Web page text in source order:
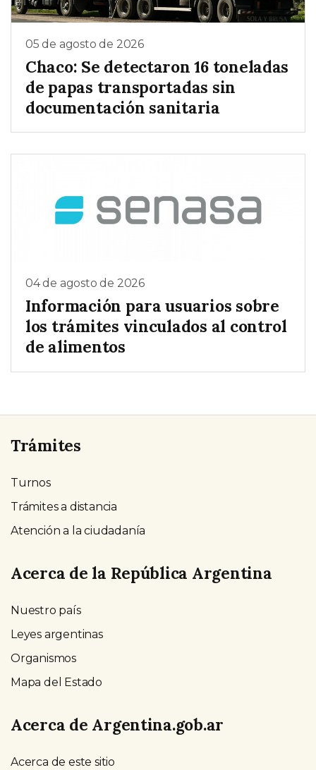
05 de agosto de 2026
Chaco: Se detectaron 16 toneladas
de papas transportadas sin
documentación sanitaria
04 de agosto de 2026
Información para usuarios sobre
los trámites vinculados al control
de alimentos
Trámites
Turnos
Trámites a distancia
Atención a la ciudadanía
Acerca de la República Argentina
Nuestro país
Leyes argentinas
Organismos
Mapa del Estado
Acerca de Argentina.gob.ar
Acerca de este sitio